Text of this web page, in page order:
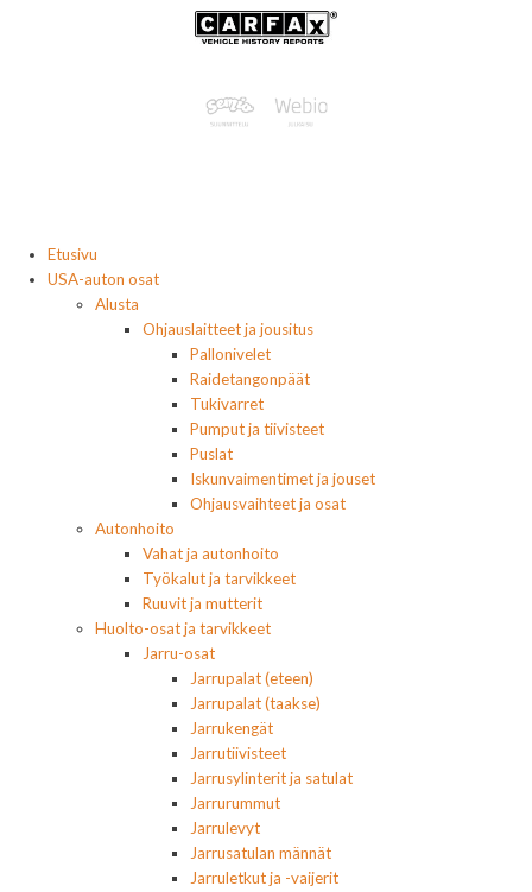
Etusivu
USA-auton osat
Alusta
Ohjauslaitteet ja jousitus
Pallonivelet
Raidetangonpäät
Tukivarret
Pumput ja tiivisteet
Puslat
Iskunvaimentimet ja jouset
Ohjausvaihteet ja osat
Autonhoito
Vahat ja autonhoito
Työkalut ja tarvikkeet
Ruuvit ja mutterit
Huolto-osat ja tarvikkeet
Jarru-osat
Jarrupalat (eteen)
Jarrupalat (taakse)
Jarrukengät
Jarrutiivisteet
Jarrusylinterit ja satulat
Jarrurummut
Jarrulevyt
Jarrusatulan männät
Jarruletkut ja -vaijerit